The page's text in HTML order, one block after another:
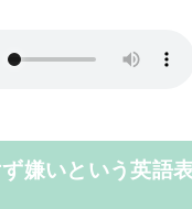
嫌いという英語